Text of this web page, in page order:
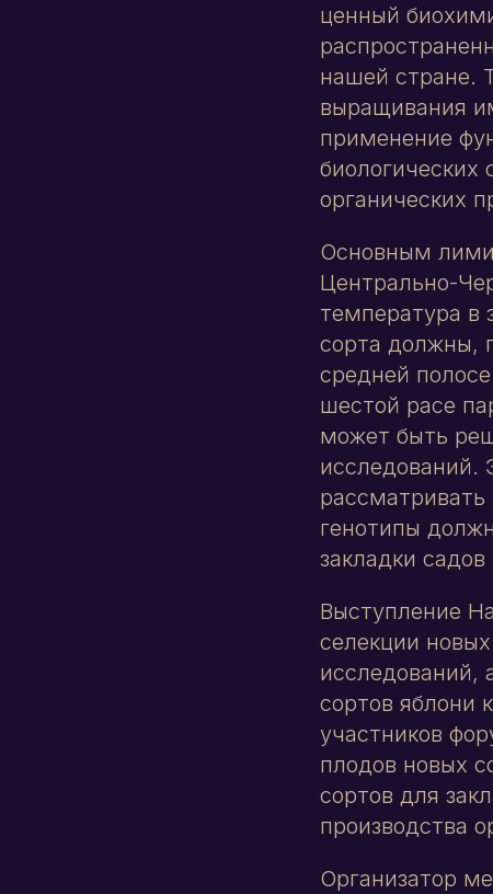
ценный
нашей стране.
выращивания
применение
биологических
органических
Основным
Центрально-
температура в
сорта должны,
средней
шестой расе
может быть
исследований.
генотипы
закладки
Выступление
селекции
исследований,
сортов яблони
участников
плодов новых
сортов для
производства
Организатор